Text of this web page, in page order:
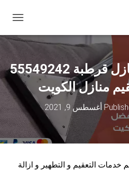
ب
ل
ا
ت
ن
ل
شركة تنظيف منازل قرطبة 55549242
منازل الكويت
أغسطس 9, 2021
التعقيم و التطهير و ازالة